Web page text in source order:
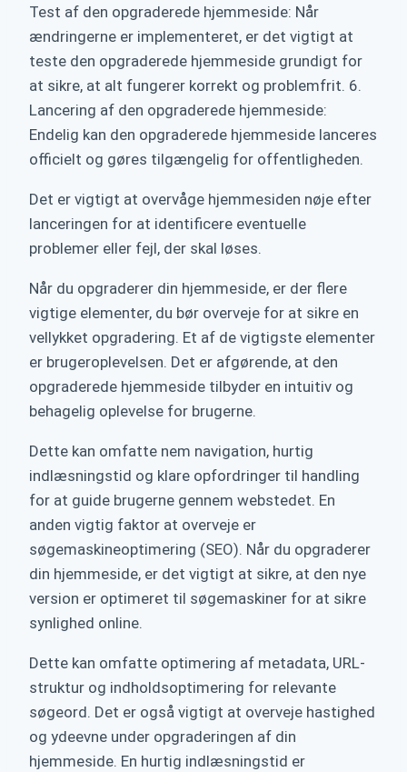
Test af den opgraderede hjemmeside: Når
ændringerne er implementeret, er det vigtigt at
teste den opgraderede hjemmeside grundigt for
at sikre, at alt fungerer korrekt og problemfrit. 6.
Lancering af den opgraderede hjemmeside:
Endelig kan den opgraderede hjemmeside lanceres
officielt og gøres tilgængelig for offentligheden.
Det er vigtigt at overvåge hjemmesiden nøje efter
lanceringen for at identificere eventuelle
problemer eller fejl, der skal løses.
Når du opgraderer din hjemmeside, er der flere
vigtige elementer, du bør overveje for at sikre en
vellykket opgradering. Et af de vigtigste elementer
er brugeroplevelsen. Det er afgørende, at den
opgraderede hjemmeside tilbyder en intuitiv og
behagelig oplevelse for brugerne.
Dette kan omfatte nem navigation, hurtig
indlæsningstid og klare opfordringer til handling
for at guide brugerne gennem webstedet. En
anden vigtig faktor at overveje er
søgemaskineoptimering (SEO). Når du opgraderer
din hjemmeside, er det vigtigt at sikre, at den nye
version er optimeret til søgemaskiner for at sikre
synlighed online.
Dette kan omfatte optimering af metadata, URL-
struktur og indholdsoptimering for relevante
søgeord. Det er også vigtigt at overveje hastighed
og ydeevne under opgraderingen af din
hjemmeside. En hurtig indlæsningstid er